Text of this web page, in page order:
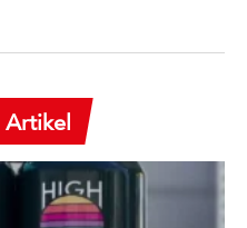
Artikel